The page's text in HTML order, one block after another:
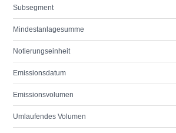
Subsegment
Mindestanlagesumme
Notierungseinheit
Emissionsdatum
Emissionsvolumen
Umlaufendes Volumen